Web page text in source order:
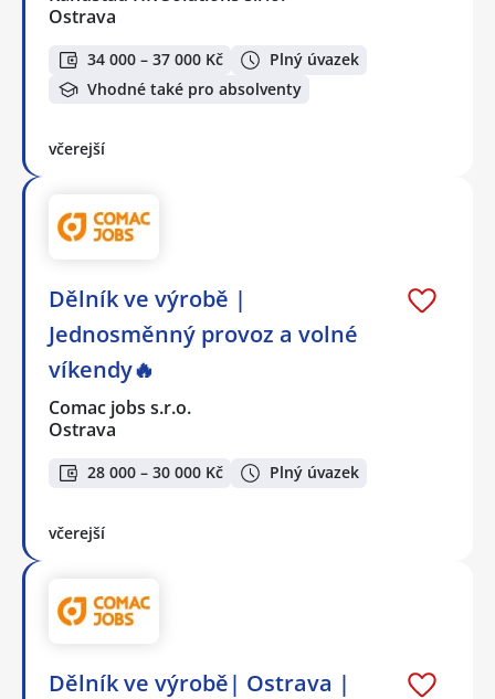
Ostrava
34 000 – 37 000 Kč
Plný úvazek
Vhodné také pro absolventy
včerejší
Dělník ve výrobě |
Jednosměnný provoz a volné
víkendy🔥
Comac jobs s.r.o.
Ostrava
28 000 – 30 000 Kč Plný úvazek
včerejší
Dělník ve výrobě| Ostrava |